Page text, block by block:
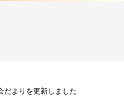
だよりを更新しました